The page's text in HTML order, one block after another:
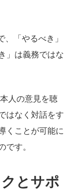
「やるべき」
」は義務ではな
人の意見を聴
はなく対話をす
くことが可能に
です。
とサポ